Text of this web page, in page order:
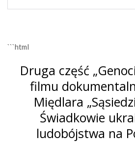
```html
Druga część
filmu
Międlara
Świadkowie
ludobójstwa na